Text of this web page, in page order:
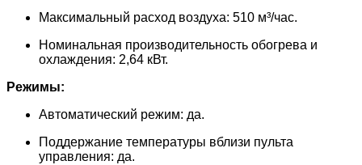
Максимальный расход воздуха: 510 м³/час.
Номинальная производительность обогрева и
охлаждения: 2,64 кВт.
Режимы:
Автоматический режим: да.
Поддержание температуры вблизи пульта
управления: да.